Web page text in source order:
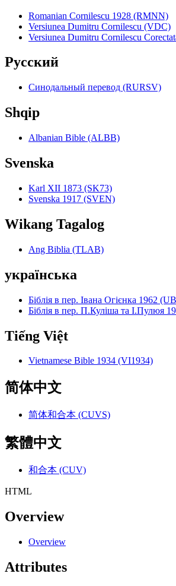
Romanian Cornilescu 1928 (RMNN)
Versiunea Dumitru Cornilescu (VDC)
Versiunea Dumitru Cornilescu
Pyccкий
Синодальный перевод (RURSV)
Shqip
Albanian Bible (ALBB)
Svenska
Karl XII 1873 (SK73)
Svenska 1917 (SVEN)
Wikang Tagalog
Ang Biblia (TLAB)
українська
Біблія в пер. Івана Огієнка 1962
Біблія в пер. П.Куліша та І.Пулюя
Tiếng Việt
Vietnamese Bible 1934 (VI1934)
简体中文
简体和合本 (CUVS)
繁體中文
和合本 (CUV)
HTML
Overview
Overview
Attributes